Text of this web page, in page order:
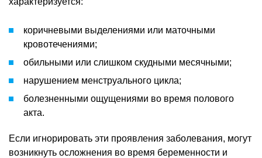
коричневыми выделениями или маточными
кровотечениями;
обильными или слишком скудными месячными;
нарушением менструального цикла;
болезненными ощущениями во время полового
акта.
Если игнорировать эти проявления заболевания, могут
возникнуть осложнения во время беременности и